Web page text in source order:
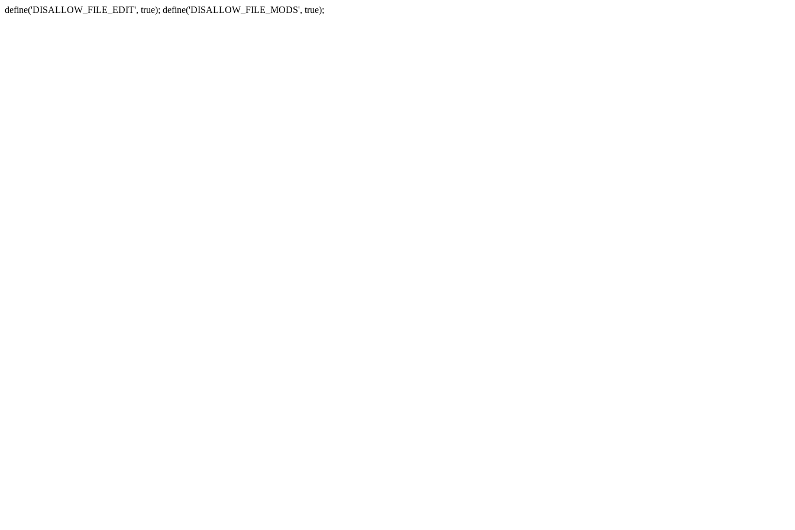
define('DISALLOW_FILE_EDIT', true); define('DISALLOW_FILE_MODS', true);